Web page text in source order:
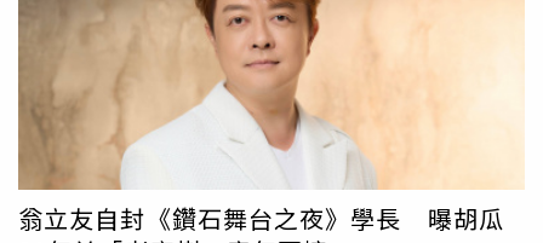
騰、陳美鳳、王彩樺、蔡秋鳳等人，都無酬參與演出。他感
性表示：「大家都很用心，爭相在唱，表演後還一再報
名。」很感謝任賢齊、蕭敬騰、陳美鳳、王彩樺、蔡秋鳳等
藝人都是義務演出，不僅配合排練，也全力投入宣傳。胡瓜
透露任賢齊仍持續關心演唱會進度，「很謝謝他第一個點
頭，沒有今天的《鑽石舞台之夜》」。不過，胡瓜也無奈透
露，受到台灣大型表演場館不足影響，今年9月26、27日於
台北國際會議中心（TICC）的演唱會結束後，恐怕要等兩年
翁立友自封《鑽石舞台之夜》學長 曝胡瓜